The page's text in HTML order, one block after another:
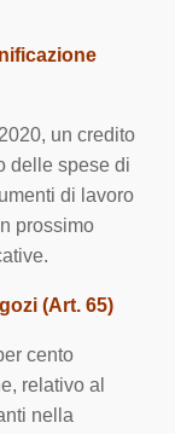
un credito
delle spese di
di lavoro
prossimo
(Art. 65)
cento
relativo al
nella